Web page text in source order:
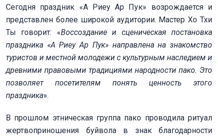
Сегодня праздник «А Риеу Ар Пук» возрождается и
представлен более широкой аудитории. Мастер Хо Тхи
Ты говорит: «Воссоздание и сценическая постановка
праздника «А Риеу Ар Пук» направлена на знакомство
туристов и местной молодежи с культурным наследием и
древними правовыми традициями народности пако. Это
позволяет посетителям понять ценность этого
праздника».
В прошлом этническая группа пако проводила ритуал
жертвоприношения буйвола в знак благодарности